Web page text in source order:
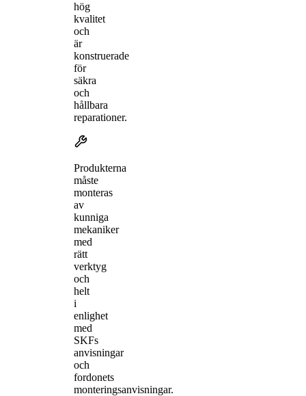
hög
kvalitet
och
är
konstruerade
för
säkra
och
hållbara
reparationer.
Produkterna
måste
monteras
av
kunniga
mekaniker
med
rätt
verktyg
och
helt
i
enlighet
med
SKFs
anvisningar
och
fordonets
monteringsanvisningar.